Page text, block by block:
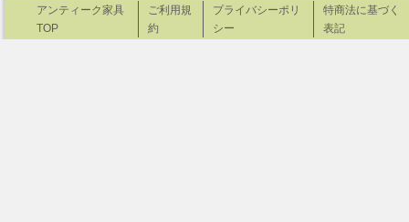
アンティーク家具
TOP
ご利用規
約
プライバシーポリ
シー
特商法に基づく
表記